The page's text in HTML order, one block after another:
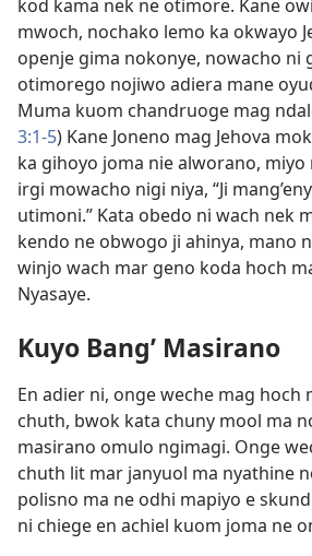
kod kama nek ne otimore. Kane
mwoch, nochako lemo ka okwayo
openje gima nokonye, nowacho ni
otimorego nojiwo adiera mane
Muma kuom chandruoge mag
3:1-5) Kane Joneno mag Jehova
ka gihoyo joma nie alworano,
irgi mowacho nigi niya, “Ji
utimoni.” Kata obedo ni wach nek
kendo ne obwogo ji ahinya, mano
winjo wach mar geno koda hoch
Nyasaye.
Kuyo Bang’ Masirano
En adier ni, onge weche mag hoch
chuth, bwok kata chuny mool ma
masirano omulo ngimagi. Onge
chuth lit mar janyuol ma nyathine
polisno ma ne odhi mapiyo e
ni chiege en achiel kuom joma ne